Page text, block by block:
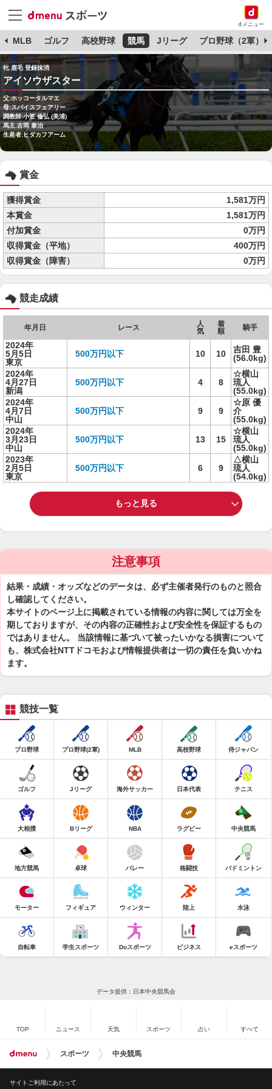
dメニュー
MLB ゴルフ 高校野球 競馬 Jリーグ プロ野球（2軍）
牝 鹿毛 登録抹消
アイソウザスター
父:ホッコータルマエ
母:スパイスフェアリー
調教師:小笠 倫弘 (美浦)
馬主:吉岡 泰治
生産者:ヒダカフアーム
賞金
獲得賞金
1,581万円
本賞金
1,581万円
付加賞金
0万円
収得賞金（平地）
400万円
収得賞金（障害）
0万円
競走成績
年月日 レース
人
気
着
順
騎手
2024年
5月5日
東京
500万円以下 10 10
吉田 豊
(56.0kg)
2024年
4月27日
新潟
500万円以下 4 8
☆横山
琉人
(55.0kg)
2024年
4月7日
中山
500万円以下 9 9
☆原 優
介
(55.0kg)
2024年
3月23日
中山
500万円以下 13 15
☆横山
琉人
(55.0kg)
2023年
2月5日
東京
500万円以下 6 9
△横山
琉人
(54.0kg)
もっと見る
注意事項
結果・成績・オッズなどのデータは、必ず主催者発行のものと照合
し確認してください。
本サイトのページ上に掲載されている情報の内容に関しては万全を
期しておりますが、その内容の正確性および安全性を保証するもの
ではありません。 当該情報に基づいて被ったいかなる損害について
も、株式会社NTTドコモおよび情報提供者は一切の責任を負いかね
ます。
競技一覧
プロ野球 プロ野球(2軍) MLB 高校野球 侍ジャパン
ゴルフ Jリーグ 海外サッカー 日本代表 テニス
大相撲 Bリーグ NBA ラグビー 中央競馬
地方競馬 卓球 バレー 格闘技 バドミントン
モーター フィギュア ウィンター 陸上 水泳
自転車 学生スポーツ Doスポーツ ビジネス eスポーツ
データ提供：日本中央競馬会
TOP ニュース 天気 スポーツ 占い すべて
スポーツ 中央競馬
サイトご利用にあたって